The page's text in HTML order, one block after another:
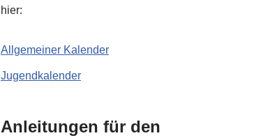
hier:
Allgemeiner Kalender
Jugendkalender
Anleitungen für den